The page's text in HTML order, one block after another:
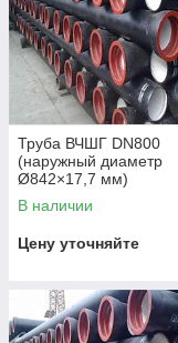
Труба ВЧШГ DN800
(наружный диаметр
Ø842×17,7 мм)
В наличии
Цену уточняйте